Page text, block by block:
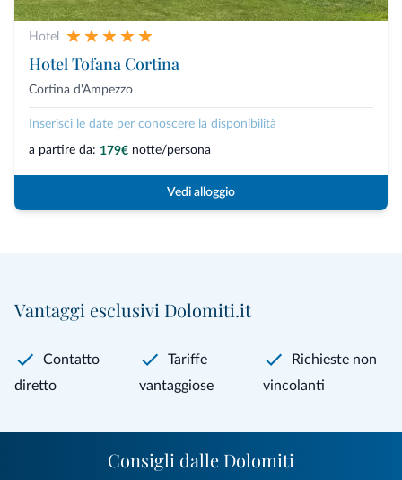
Hotel
Hotel Tofana Cortina
Cortina d'Ampezzo
Inserisci le date per conoscere la disponibilità
a partire da: 179€ notte/persona
Vedi alloggio
Vantaggi esclusivi Dolomiti.it
Contatto
diretto
Tariffe
vantaggiose
Richieste non
vincolanti
Consigli dalle Dolomiti